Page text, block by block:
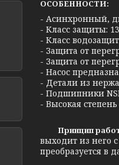
ОСОБЕННОСТИ:
- Асинхронный,
- Класс защиты:
- Класс
- Защита от
- Защита от
- Насос
- Детали из
- Подшипники
- Высокая
Принцип
выходит из него
преобразуется в